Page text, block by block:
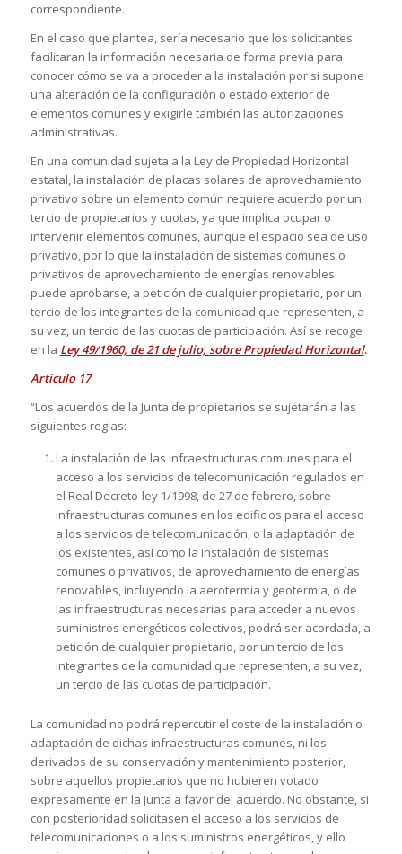
correspondiente.
En el caso que plantea, sería necesario que los solicitantes
facilitaran la información necesaria de forma previa para
conocer cómo se va a proceder a la instalación por si supone
una alteración de la configuración o estado exterior de
elementos comunes y exigirle también las autorizaciones
administrativas.
En una comunidad sujeta a la Ley de Propiedad Horizontal
estatal, la instalación de placas solares de aprovechamiento
privativo sobre un elemento común requiere acuerdo por un
tercio de propietarios y cuotas, ya que implica ocupar o
intervenir elementos comunes, aunque el espacio sea de uso
privativo, por lo que la instalación de sistemas comunes o
privativos de aprovechamiento de energías renovables
puede aprobarse, a petición de cualquier propietario, por un
tercio de los integrantes de la comunidad que representen, a
su vez, un tercio de las cuotas de participación. Así se recoge
en la Ley 49/1960, de 21 de julio, sobre Propiedad Horizontal.
Artículo 17
“Los acuerdos de la Junta de propietarios se sujetarán a las
siguientes reglas:
La instalación de las infraestructuras comunes para el
acceso a los servicios de telecomunicación regulados en
el Real Decreto-ley 1/1998, de 27 de febrero, sobre
infraestructuras comunes en los edificios para el acceso
a los servicios de telecomunicación, o la adaptación de
los existentes, así como la instalación de sistemas
comunes o privativos, de aprovechamiento de energías
renovables, incluyendo la aerotermia y geotermia, o de
las infraestructuras necesarias para acceder a nuevos
suministros energéticos colectivos, podrá ser acordada, a
petición de cualquier propietario, por un tercio de los
integrantes de la comunidad que representen, a su vez,
un tercio de las cuotas de participación.
La comunidad no podrá repercutir el coste de la instalación o
adaptación de dichas infraestructuras comunes, ni los
derivados de su conservación y mantenimiento posterior,
sobre aquellos propietarios que no hubieren votado
expresamente en la Junta a favor del acuerdo. No obstante, si
con posterioridad solicitasen el acceso a los servicios de
telecomunicaciones o a los suministros energéticos, y ello